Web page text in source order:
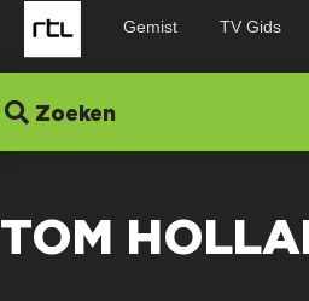
Gemist TV Gids
Zoeken
TOM